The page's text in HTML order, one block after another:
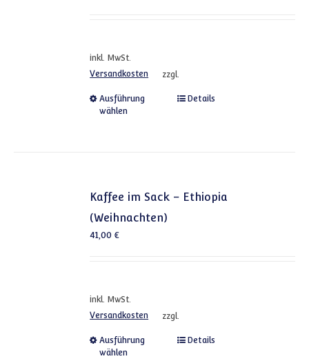
inkl. MwSt.
zzgl.
Versandkosten
Ausführung
wählen
Dieses Produkt weist
Details
Kaffee im Sack – Ethiopia
(Weihnachten)
41,00€
inkl. MwSt.
zzgl.
Versandkosten
Ausführung
wählen
Dieses Produkt weist
Details